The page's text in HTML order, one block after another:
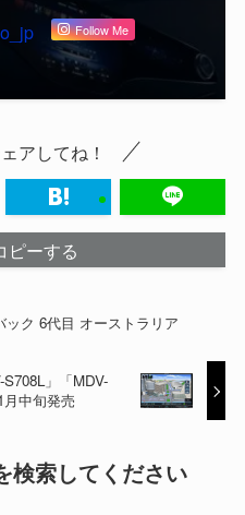
Follow Me
アしてね！
ピーする
ック 6代目 オーストラリア
」「MDV-
中旬発売
検索してください